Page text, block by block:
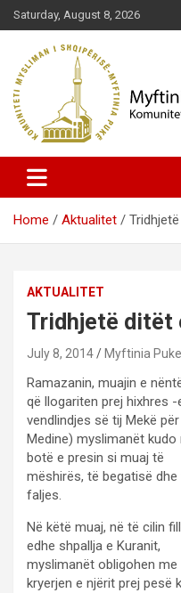
Skip
to
content
Saturday, August 8, 2026
Myftinia
Home Aktualitet
AKTUALITET
Tridhjetë ditët
July 8, 2014 Myftinia Puke
Ramazanin, muajin e
që llogariten prej hixhres
vendlindjes së tij Mekë
Medine) myslimanët kudo
botë e presin si muaj të
mëshirës, të begatisë dhe
faljes.
Në këtë muaj, në të cilin
edhe shpallja e Kuranit,
myslimanët obligohen me
kryerjen e njërit prej pesë